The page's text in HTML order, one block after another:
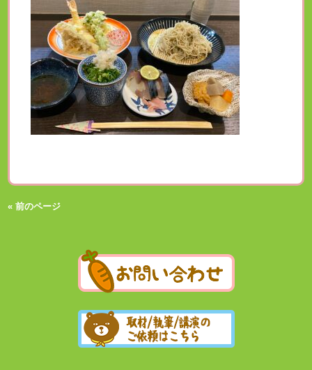
« 前のページ